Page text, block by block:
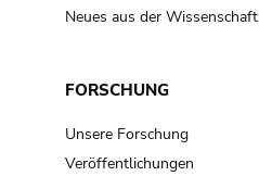
Neues aus der Wissenschaft
FORSCHUNG
Unsere Forschung
Veröffentlichungen